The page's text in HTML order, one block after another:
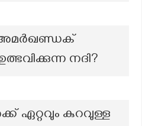
അമർഖണ്ഡക്
നദി?
ഏറ്റവും കുറവുള്ള